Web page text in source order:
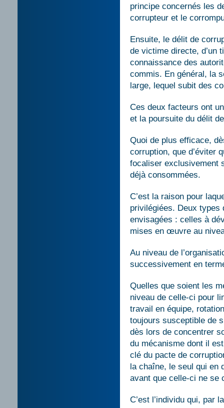
principe concernés les
corrupteur et le
Ensuite, le délit de
de victime directe, d’un
connaissance des
commis. En général, la
large, lequel subit des
Ces deux facteurs ont
et la poursuite du délit
Quoi de plus efficace,
corruption, que d’éviter
focaliser exclusivement
déjà consommées.
C’est la raison pour
privilégiées. Deux types
envisagées : celles à
mises en œuvre au
Au niveau de
successivement en
Quelles que soient les
niveau de celle-ci pour
travail en équipe,
toujours susceptible de
dès lors de concentrer
du mécanisme dont il
clé du pacte de
la chaîne, le seul qui en
avant que celle-ci ne se
C’est l’individu qui, par